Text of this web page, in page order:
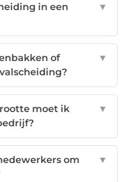
in een
▼
of
▼
moet ik
▼
om
▼